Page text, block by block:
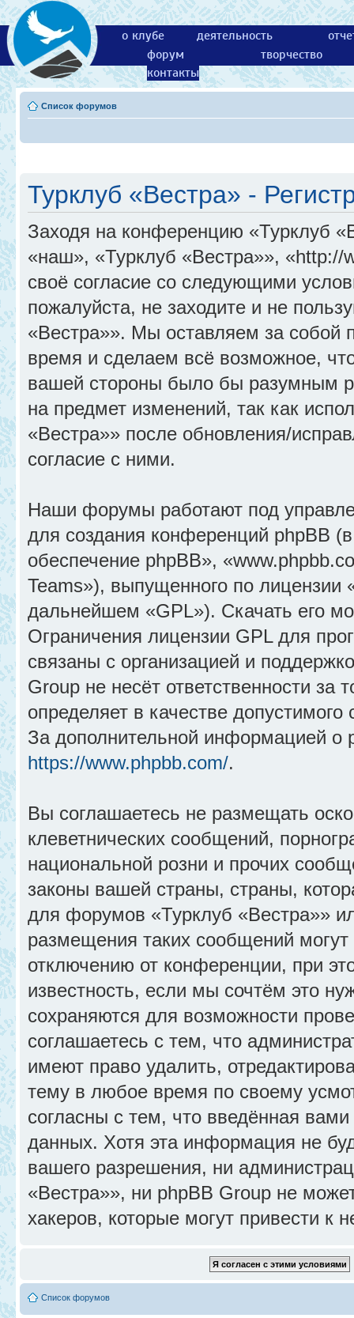
о клубе деятельность
форум
творчество
контакты
Список форумов
Турклуб «Вестра» -
Заходя на конференцию «Турклуб
«наш», «Турклуб «Вестра»»,
своё согласие со следующими
пожалуйста, не заходите и не
«Вестра»». Мы оставляем за собой
время и сделаем всё возможное,
вашей стороны было бы разумным
на предмет изменений, так как
«Вестра»» после обновления/
согласие с ними.
Наши форумы работают под
для создания конференций phpBB
обеспечение phpBB»,
Teams»), выпущенного по лицензии
дальнейшем «GPL»). Скачать его
Ограничения лицензии GPL для
связаны с организацией и
Group не несёт ответственности
определяет в качестве
За дополнительной информацией о
https://www.phpbb.com/.
Вы соглашаетесь не размещать
клеветнических сообщений,
национальной розни и прочих
законы вашей страны, страны,
для форумов «Турклуб «Вестра»»
размещения таких сообщений
отключению от конференции, при
известность, если мы сочтём это
сохраняются для возможности
соглашаетесь с тем, что
имеют право удалить,
тему в любое время по своему
согласны с тем, что введённая
данных. Хотя эта информация не
вашего разрешения, ни
«Вестра»», ни phpBB Group не
хакеров, которые могут привести к
Список форумов